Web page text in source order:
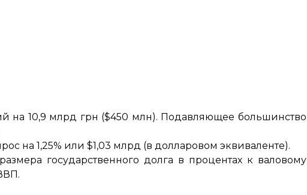
10,9 млрд грн ($450 млн). Подавляющее большинство
на 1,25% или $1,03 млрд (в долларовом эквиваленте).
государственного долга в процентах к валовому